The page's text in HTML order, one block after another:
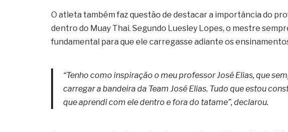
O atleta também faz questão de destacar a importância do
dentro do Muay Thai. Segundo Luesley Lopes, o mestre
fundamental para que ele carregasse adiante os
“Tenho como inspiração o meu professor José Elias, que
carregar a bandeira da Team José Elias. Tudo que estou
que aprendi com ele dentro e fora do tatame”, declarou.